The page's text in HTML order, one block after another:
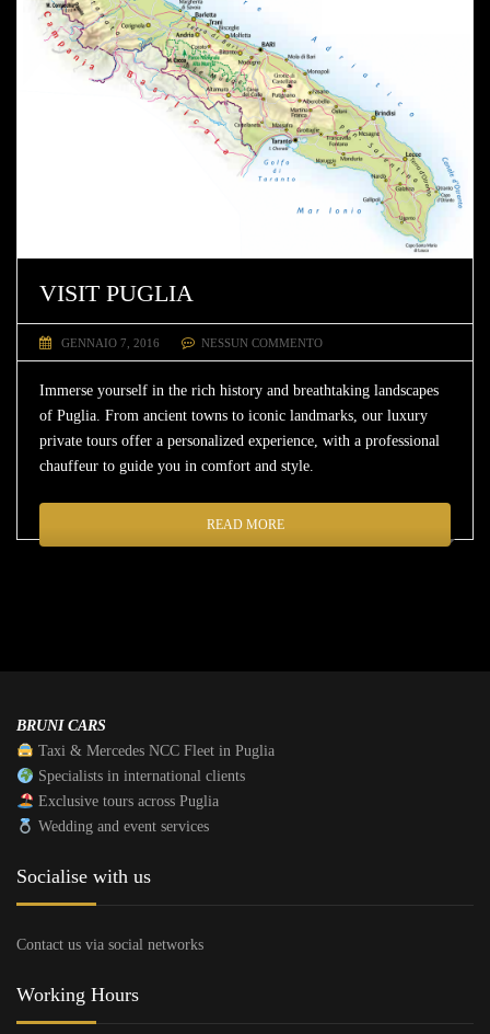
VISIT PUGLIA
GENNAIO 7, 2016 NESSUN COMMENTO
Immerse yourself in the rich history and breathtaking landscapes
of Puglia. From ancient towns to iconic landmarks, our luxury
private tours offer a personalized experience, with a professional
chauffeur to guide you in comfort and style.
READ MORE
BRUNI CARS
Taxi & Mercedes NCC Fleet in Puglia
Specialists in international clients
Exclusive tours across Puglia
Wedding and event services
Socialise with us
Contact us via social networks
Working Hours